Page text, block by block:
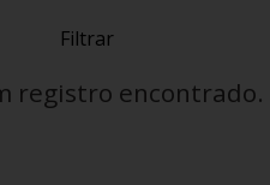
Filtrar
registro encontrado.